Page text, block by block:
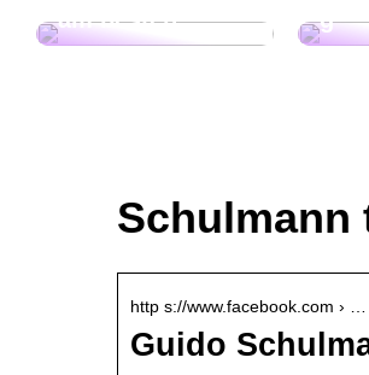
am besten
g
Schulmann
http s://www.facebook.com ›
Guido